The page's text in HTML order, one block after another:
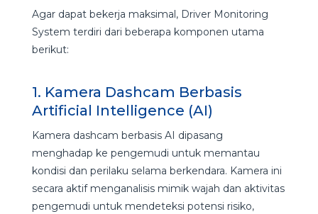
Agar dapat bekerja maksimal, Driver Monitoring
System terdiri dari beberapa komponen utama
berikut:
1. Kamera Dashcam Berbasis
Artificial Intelligence (AI)
Kamera dashcam berbasis AI dipasang
menghadap ke pengemudi untuk memantau
kondisi dan perilaku selama berkendara. Kamera ini
secara aktif menganalisis mimik wajah dan aktivitas
pengemudi untuk mendeteksi potensi risiko,